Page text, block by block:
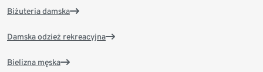
Biżuteria damska
Damska odzież rekreacyjna
Bielizna męska